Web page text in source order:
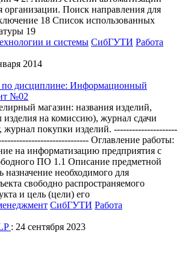
организации. Поиск направления для
18 Список использованных
19
и системы СибГУТИ Работа
2014
по дисциплине: Информационный
№02
магазин: названия изделий,
изделия на комиссию), журнал сдачи
журнал покупки изделий. ---------------------
Оглавление работы:
на информатизацию предприятия с
ПО 1.1 Описание предметной
назначение необходимого для
свободно распространяемого
и цель (цели) его
СибГУТИ Работа
: 24 сентября 2023